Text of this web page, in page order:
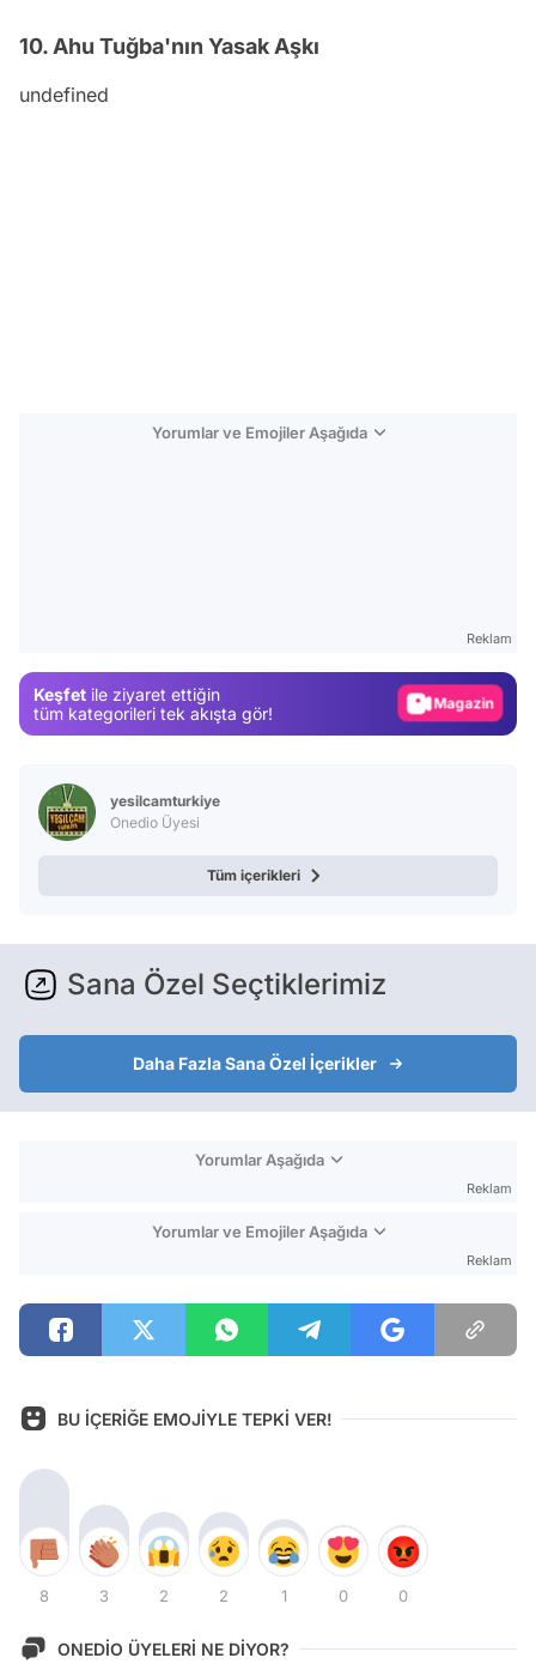
10. Ahu Tuğba'nın Yasak Aşkı
undefined
Yorumlar ve Emojiler Aşağıda
Reklam
Keşfet ile ziyaret ettiğin
tüm kategorileri tek akışta gör!
Video
yesilcamturkiye
Onedio Üyesi
Tüm içerikleri
Sana Özel Seçtiklerimiz
Daha Fazla Sana Özel İçerikler
Yorumlar Aşağıda
Reklam
Yorumlar ve Emojiler Aşağıda
Reklam
BU İÇERİĞE EMOJİYLE TEPKİ VER!
8 3 2 2 1 0 0
ONEDİO ÜYELERİ NE DİYOR?